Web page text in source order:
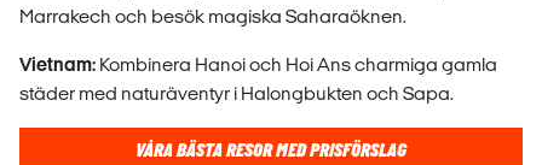
Marrakech och besök magiska Saharaöknen.
Vietnam: Kombinera Hanoi och Hoi Ans charmiga gamla
städer med naturäventyr i Halongbukten och Sapa.
VÅRA BÄSTA RESOR MED PRISFÖRSLAG